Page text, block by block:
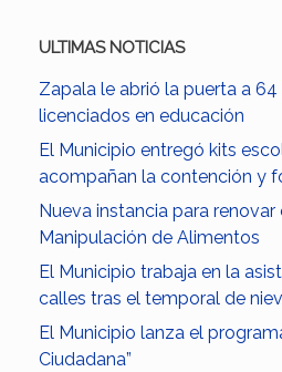
ULTIMAS NOTICIAS
Zapala le abrió la puerta a
licenciados en educación
El Municipio entregó kits
acompañan la contención y
Nueva instancia para
Manipulación de Alimentos
El Municipio trabaja en la
calles tras el temporal de
El Municipio lanza el
Ciudadana”